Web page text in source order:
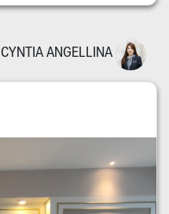
CYNTIA ANGELLINA